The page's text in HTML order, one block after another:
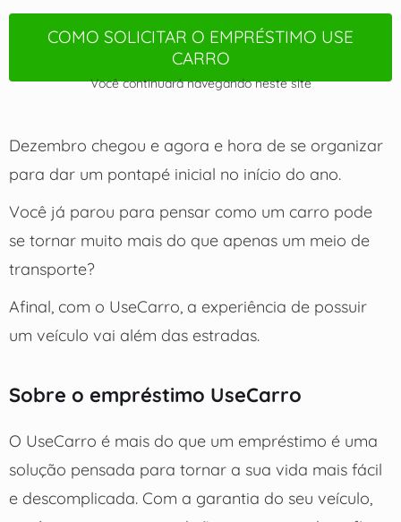
COMO SOLICITAR O EMPRÉSTIMO USE
CARRO
Você continuará navegando neste site
Dezembro chegou e agora e hora de se organizar
para dar um pontapé inicial no início do ano.
Você já parou para pensar como um carro pode
se tornar muito mais do que apenas um meio de
transporte?
Afinal, com o UseCarro, a experiência de possuir
um veículo vai além das estradas.
Sobre o empréstimo UseCarro
O UseCarro é mais do que um empréstimo é uma
solução pensada para tornar a sua vida mais fácil
e descomplicada. Com a garantia do seu veículo,